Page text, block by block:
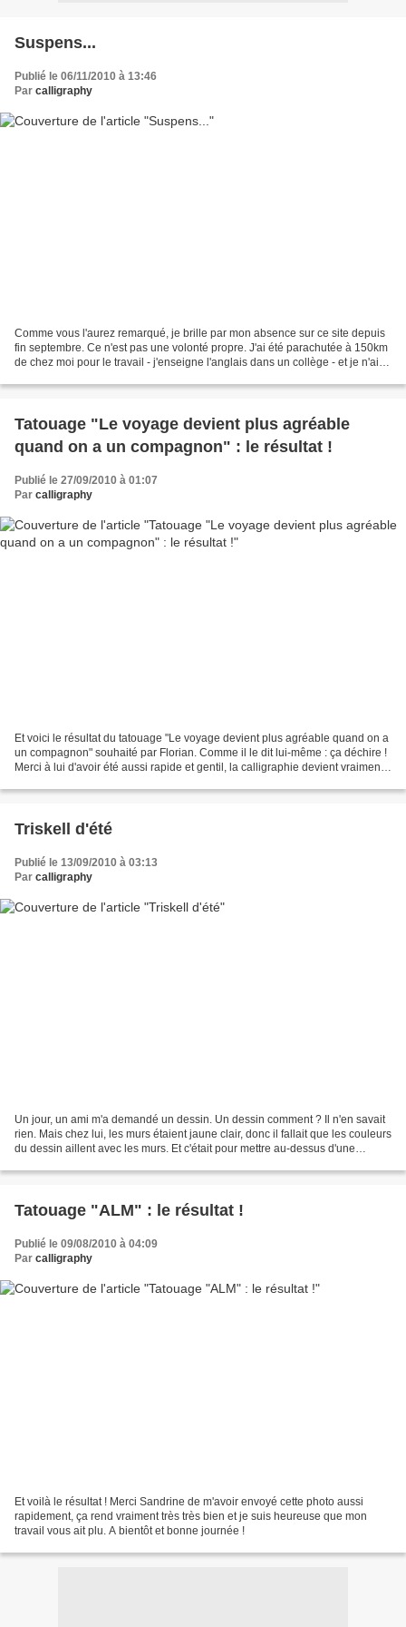
Suspens...
Publié le 06/11/2010 à 13:46
Par calligraphy
Comme vous l'aurez remarqué, je brille par mon absence sur ce site depuis
fin septembre. Ce n'est pas une volonté propre. J'ai été parachutée à 150km
de chez moi pour le travail - j'enseigne l'anglais dans un collège - et je n'ai
Tatouage "Le voyage devient plus agréable
quand on a un compagnon" : le résultat !
Publié le 27/09/2010 à 01:07
Par calligraphy
Et voici le résultat du tatouage "Le voyage devient plus agréable quand on a
un compagnon" souhaité par Florian. Comme il le dit lui-même : ça déchire !
Merci à lui d'avoir été aussi rapide et gentil, la calligraphie devient vraiment
Triskell d'été
Publié le 13/09/2010 à 03:13
Par calligraphy
Un jour, un ami m'a demandé un dessin. Un dessin comment ? Il n'en savait
rien. Mais chez lui, les murs étaient jaune clair, donc il fallait que les couleurs
du dessin aillent avec les murs. Et c'était pour mettre au-dessus d'une
Tatouage "ALM" : le résultat !
Publié le 09/08/2010 à 04:09
Par calligraphy
Et voilà le résultat ! Merci Sandrine de m'avoir envoyé cette photo aussi
rapidement, ça rend vraiment très très bien et je suis heureuse que mon
travail vous ait plu. A bientôt et bonne journée !